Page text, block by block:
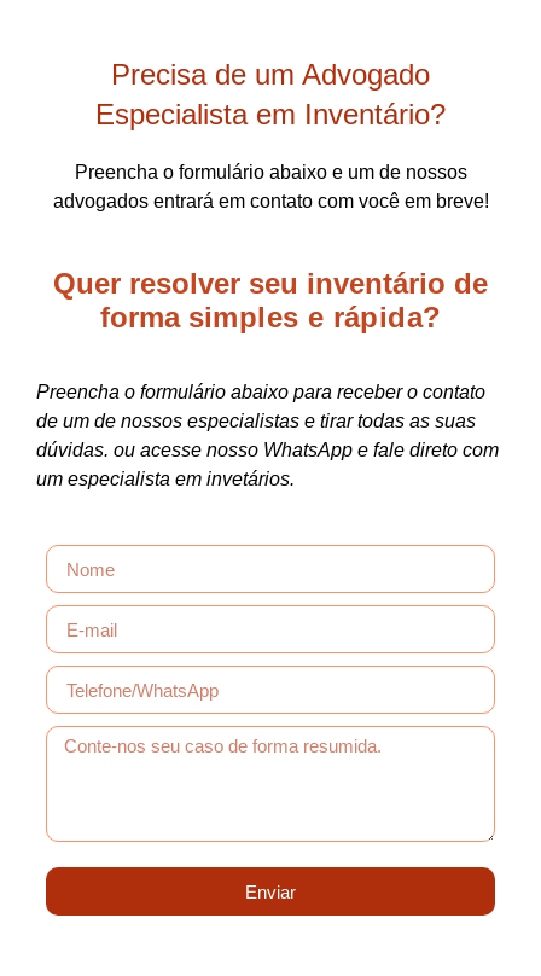
Precisa de um Advogado
Especialista em Inventário?
Preencha o formulário abaixo e um de nossos
advogados entrará em contato com você em breve!
Quer resolver seu inventário de
forma simples e rápida?
Preencha o formulário abaixo para receber o contato
de um de nossos especialistas e tirar todas as suas
dúvidas. ou acesse nosso WhatsApp e fale direto com
um especialista em invetários.
Enviar